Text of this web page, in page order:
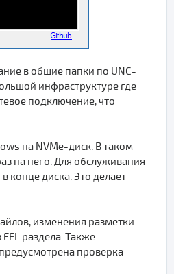
в общие папки по UNC-
инфраструктуре где
подключение, что
на NVMe-диск. В таком
на него. Для обслуживания
конце диска. Это делает
изменения разметки
раздела. Также
проверка